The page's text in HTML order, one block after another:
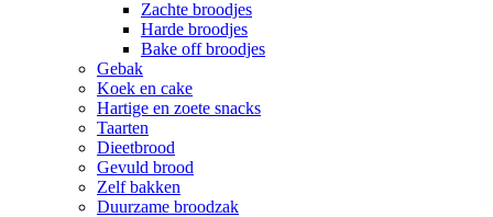
Zachte broodjes
Harde broodjes
Bake off broodjes
Gebak
Koek en cake
Hartige en zoete snacks
Taarten
Dieetbrood
Gevuld brood
Zelf bakken
Duurzame broodzak